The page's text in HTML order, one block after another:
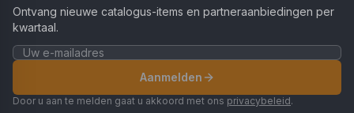
Ontvang nieuwe catalogus-items en partneraanbiedingen per
kwartaal.
Aanmelden
Door u aan te melden gaat u akkoord met ons privacybeleid.